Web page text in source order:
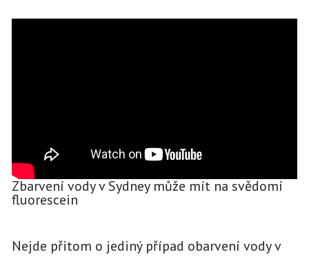
Zbarvení vody v Sydney může mít na svědomí
fluorescein
Nejde přitom o jediný případ obarvení vody v